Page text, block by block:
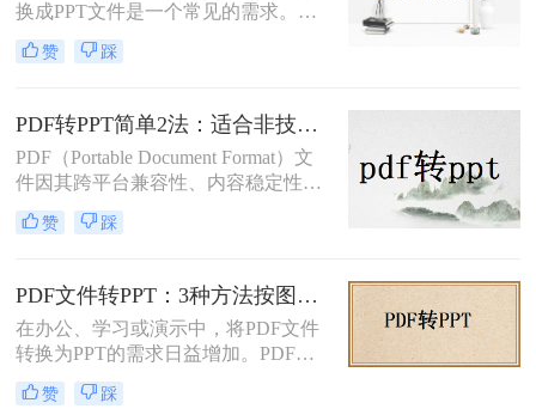
换成PPT文件是一个常见的需求。
PDF文件因其跨平台性和格式稳定性
而广受欢迎，但在某些情况下，我们
以便进行演示、分享或编辑。那么pdf
文档如何转化成ppt呢？本文将介绍两
种将PDF文档转化成PPT的实用方
法。
赞 踩
PDF转PPT简单2法：适合非技术用户的快速操作流程！
PDF（Portable Document Format）文
件因其跨平台兼容性、内容稳定性和
不易被篡改的特性，在文档分享、存
档和打印中得到了广泛应用。然而，
PPT（PowerPoint）格式，以便进行演
示、编辑或团队协作。那么PDF怎么
转换成PPT呢？本文将介绍两种将
PDF转换成PPT的方法。
赞 踩
PDF文件转PPT：3种方法按图文复杂度的转换精度排名！
在办公、学习或演示中，将PDF文件
转换为PPT的需求日益增加。PDF格
式虽然适合文档共享，但若需编辑或
重新排版内容，转换为PPT会更灵
赞 踩